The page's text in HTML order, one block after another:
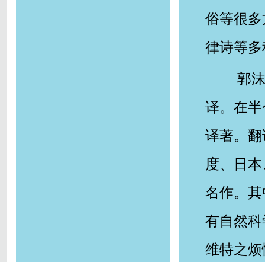
俗等很
律诗等
郭
译。在
译著。
度、日
名作。
有自然
维特之